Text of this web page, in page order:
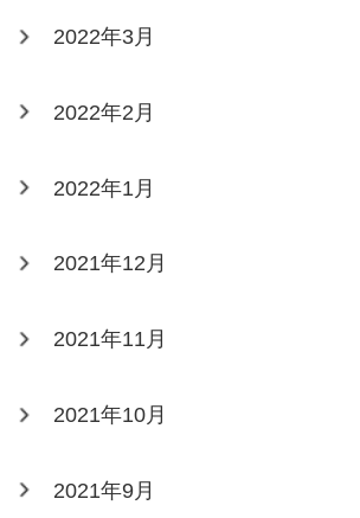
2022年3月
2022年2月
2022年1月
2021年12月
2021年11月
2021年10月
2021年9月